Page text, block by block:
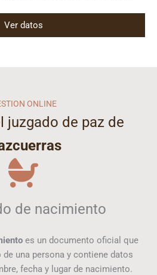
Ver datos
ONLINE
juzgado de paz de
de nacimiento
es un documento oficial que
una persona y contiene datos
fecha y lugar de nacimiento.